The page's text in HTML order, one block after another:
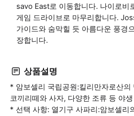
savo East로 이동합니다. 나이로비
게임 드라이브로 마무리합니다.
가이드와 숨막힐 듯 아름다운 풍경
장합니다.
상품설명
* 암보셀리 국립공원:킬리만자로산의
코끼리떼와 사자, 다양한 조류 등 야
* 선택 사항: 열기구 사파리:암보셀리